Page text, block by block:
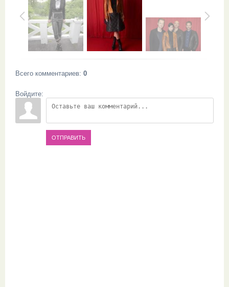
Всего комментариев: 0
Войдите:
ОТПРАВИТЬ